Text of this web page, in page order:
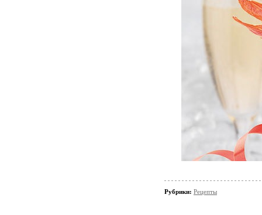
Рубрики: Рецепты